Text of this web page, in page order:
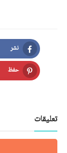
نشر
حفظ
تعليقات